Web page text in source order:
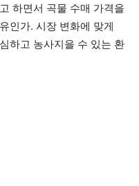
하면서 곡물 수매 가격을
인가. 시장 변화에 맞게
하고 농사지을 수 있는 환